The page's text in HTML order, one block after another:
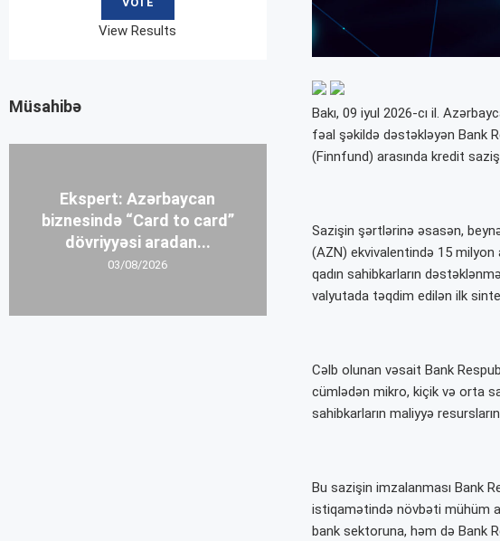
Bakı, 09 iyul 2026-cı il.
fəal şəkildə dəstəkləyən Bank
(Finnfund) arasında kredit
Sazişin şərtlərinə əsasən,
(AZN) ekvivalentində 15 milyon
qadın sahibkarların
valyutada təqdim edilən ilk
Cəlb olunan vəsait Bank
cümlədən mikro, kiçik və orta
sahibkarların maliyyə
Bu sazişin imzalanması Bank
istiqamətində növbəti mühüm
bank sektoruna, həm də Bank
View Results
Müsahibə
Ekspert: Azərbaycan
biznesində “Card to card”
dövriyyəsi aradan...
03/08/2026